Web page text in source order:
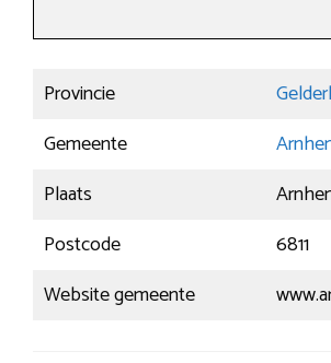
Provincie
Gemeente
Plaats
Postcode
6811
Website gemeente